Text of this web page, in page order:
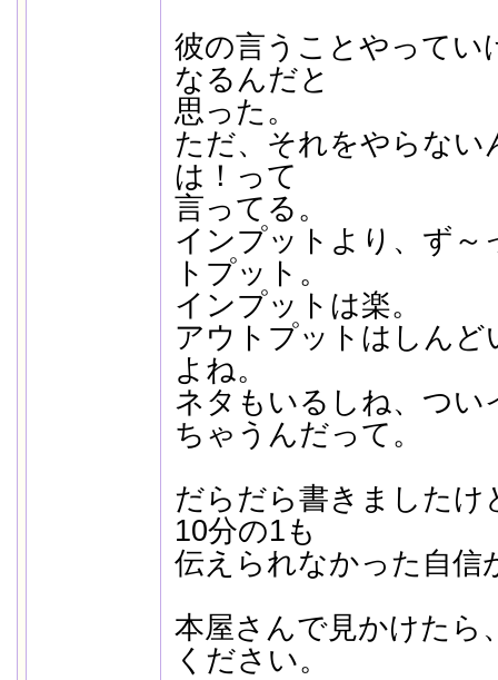
彼の言うことやってい
なるんだと
思った。
ただ、それをやらない
は！って
言ってる。
インプットより、ず～
トプット。
インプットは楽。
アウトプットはしん
よね。
ネタもいるしね、つい
ちゃうんだって。
だらだら書きましたけ
10分の1も
伝えられなかった自信
本屋さんで見かけたら
ください。